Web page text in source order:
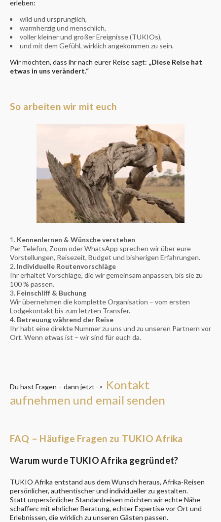
erleben:
wild und ursprünglich,
warmherzig und menschlich,
voller kleiner und großer Ereignisse (TUKIOs),
und mit dem Gefühl, wirklich angekommen zu sein.
Wir möchten, dass ihr nach eurer Reise sagt: „Diese Reise hat
etwas in uns verändert.“
So arbeiten wir mit euch
Kennenlernen & Wünsche verstehen
Per Telefon, Zoom oder WhatsApp sprechen wir über eure
Vorstellungen, Reisezeit, Budget und bisherigen Erfahrungen.
Individuelle Routenvorschläge
Ihr erhaltet Vorschläge, die wir gemeinsam anpassen, bis sie zu
100 % passen.
Feinschliff & Buchung
Wir übernehmen die komplette Organisation – vom ersten
Lodgekontakt bis zum letzten Transfer.
Betreuung während der Reise
Ihr habt eine direkte Nummer zu uns und zu unseren Partnern vor
Ort. Wenn etwas ist – wir sind für euch da.
Du hast Fragen – dann jetzt -> Kontakt
aufnehmen und email senden
FAQ – Häufige Fragen zu TUKIO Afrika
Warum wurde TUKIO Afrika gegründet?
TUKIO Afrika entstand aus dem Wunsch heraus, Afrika-Reisen
persönlicher, authentischer und individueller zu gestalten.
Statt unpersönlicher Standardreisen möchten wir echte Nähe
schaffen: mit ehrlicher Beratung, echter Expertise vor Ort und
Erlebnissen, die wirklich zu unseren Gästen passen.